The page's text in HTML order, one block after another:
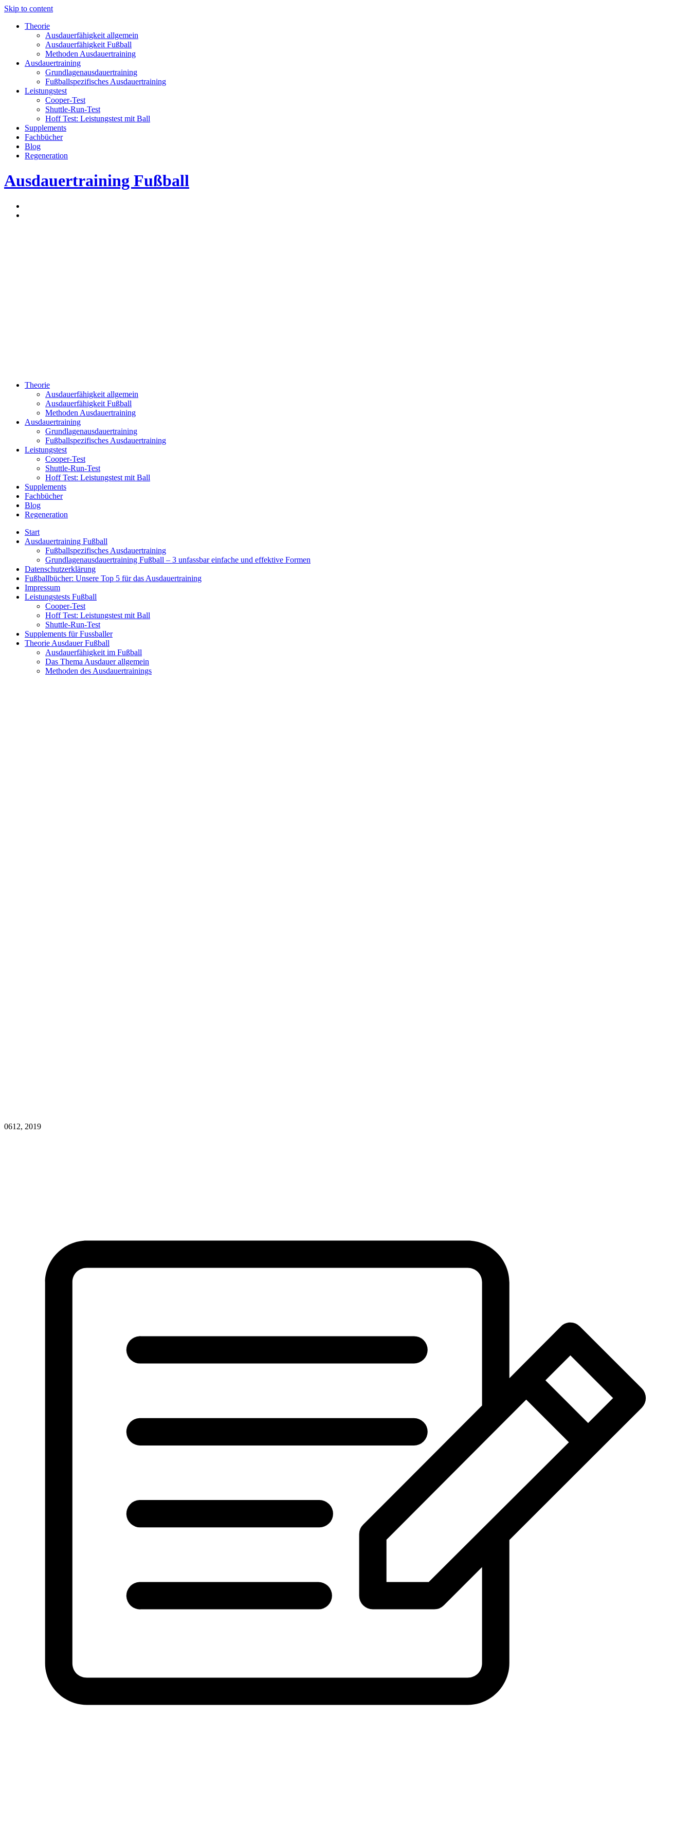
Skip to content
Theorie
Ausdauerfähigkeit allgemein
Ausdauerfähigkeit Fußball
Methoden Ausdauertraining
Ausdauertraining
Grundlagenausdauertraining
Fußballspezifisches Ausdauertraining
Leistungstest
Cooper-Test
Shuttle-Run-Test
Hoff Test: Leistungstest mit Ball
Supplements
Fachbücher
Blog
Regeneration
Ausdauertraining Fußball
Theorie
Ausdauerfähigkeit allgemein
Ausdauerfähigkeit Fußball
Methoden Ausdauertraining
Ausdauertraining
Grundlagenausdauertraining
Fußballspezifisches Ausdauertraining
Leistungstest
Cooper-Test
Shuttle-Run-Test
Hoff Test: Leistungstest mit Ball
Supplements
Fachbücher
Blog
Regeneration
Start
Ausdauertraining Fußball
Fußballspezifisches Ausdauertraining
Grundlagenausdauertraining Fußball – 3 unfassbar einfache und effektive Formen
Datenschutzerklärung
Fußballbücher: Unsere Top 5 für das Ausdauertraining
Impressum
Leistungstests Fußball
Cooper-Test
Hoff Test: Leistungstest mit Ball
Shuttle-Run-Test
Supplements für Fussballer
Theorie Ausdauer Fußball
Ausdauerfähigkeit im Fußball
Das Thema Ausdauer allgemein
Methoden des Ausdauertrainings
0612, 2019